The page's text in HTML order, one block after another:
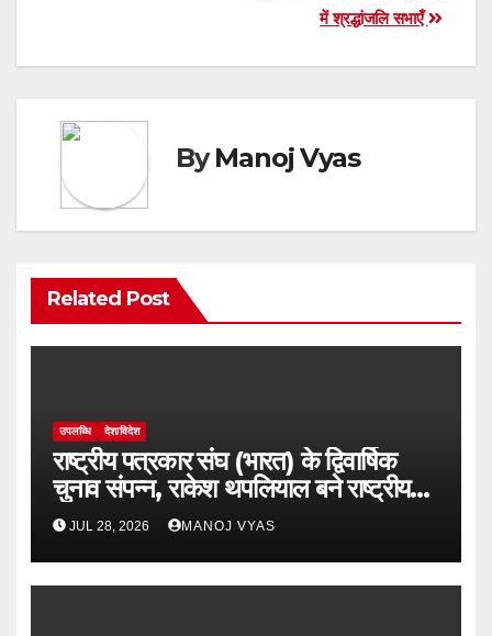
में श्रद्धांजलि सभाएँ
ByManoj Vyas
Related Post
उपलब्धि देश/विदेश
राष्ट्रीय पत्रकार संघ (भारत) के द्विवार्षिक
चुनाव संपन्न, राकेश थपलियाल बने राष्ट्रीय
अध्यक्ष
JUL 28, 2026 MANOJ VYAS